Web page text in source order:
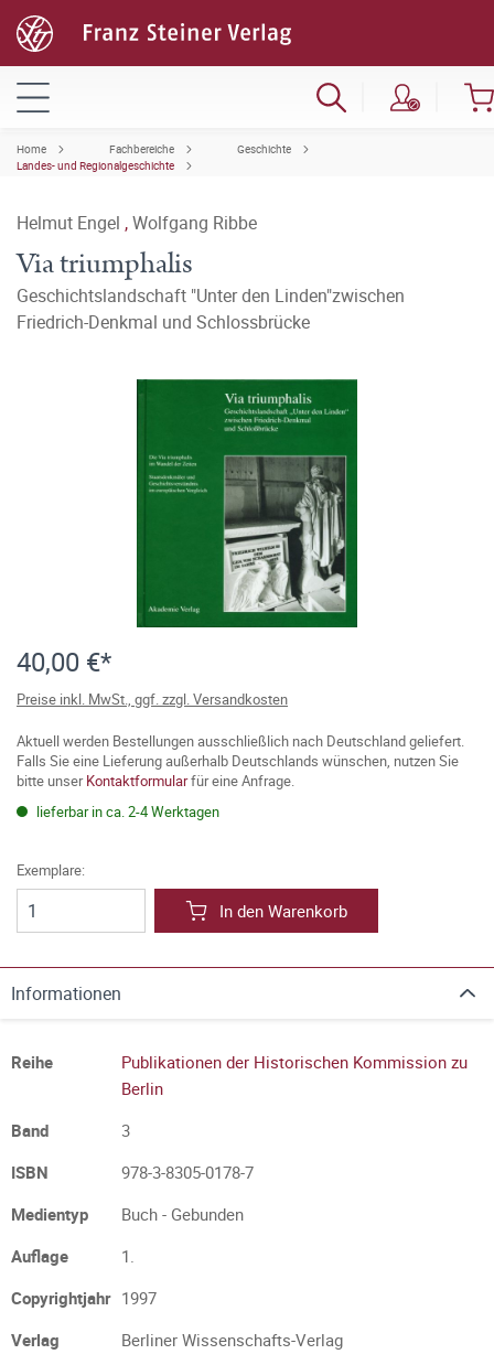
Home Fachbereiche
Geschichte
Landes- und Regionalgeschichte
Helmut Engel ,Wolfgang Ribbe
Via triumphalis
Geschichtslandschaft "Unter den Linden"zwischen
Friedrich-Denkmal und Schlossbrücke
40,00 €*
Preise inkl. MwSt., ggf. zzgl. Versandkosten
Aktuell werden Bestellungen ausschließlich nach Deutschland geliefert.
Falls Sie eine Lieferung außerhalb Deutschlands wünschen, nutzen Sie
bitte unserKontaktformularfür eine Anfrage.
lieferbar in ca. 2-4 Werktagen
Exemplare:
In den Warenkorb
Informationen
Reihe
Publikationen der Historischen Kommission zu
Berlin
Band
3
ISBN
978-3-8305-0178-7
Medientyp
Buch - Gebunden
Auflage
1.
Copyrightjahr 1997
Verlag
Berliner Wissenschafts-Verlag